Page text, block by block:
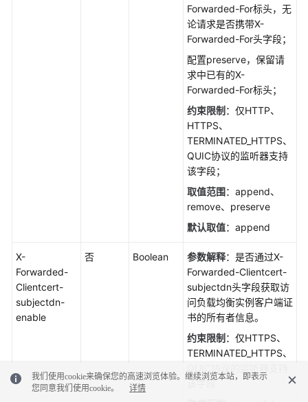
Forwarded-For标头，无
论请求是否携带X-
Forwarded-For头字段；
配置preserve，保留请
求中已有的X-
Forwarded-For标头；
约束限制 ：仅HTTP、
HTTPS、
TERMINATED_HTTPS、
QUIC协议的监听器支持
该字段；
取值范围：append、
remove、preserve
默认取值：append
X-
Forwarded-
Clientcert-
subjectdn-
enable
否 Boolean 参数解释：是否通过X-
Forwarded-Clientcert-
subjectdn头字段获取访
问负载均衡实例客户端证
书的所有者信息。
约束限制 ：仅HTTPS、
TERMINATED_HTTPS、
该字段
我们使用cookie来确保您的高速浏览体验。继续浏览本站，即表示
您同意我们使用cookie。
详情